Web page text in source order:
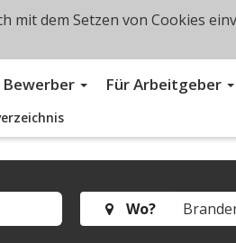
Bewerber Für Arbeitgeber
Wo?
mit dem Setzen von Cookies